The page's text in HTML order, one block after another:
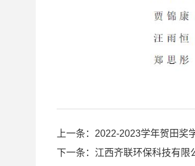
上一条：2022-2023学年贺田奖
下一条：江西齐联环保科技有限